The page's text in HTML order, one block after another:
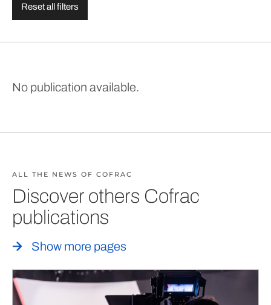
Reset all filters
No publication available.
ALL THE NEWS OF COFRAC
Discover others Cofrac
publications
Show more pages